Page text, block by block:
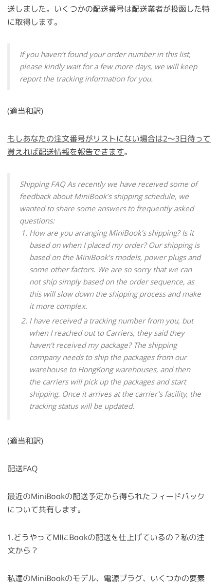
送しました。いくつかの配送番号は配送業者が投函した特
に取得します。
If you haven’t found your order number in this list,
please kindly wait for a few more days, we will keep
report the tracking information for you.
(適当和訳)
もしあなたの注文番号がリストにない場合は2〜3日待って
貰えれば配送情報を報告できます。
Shipping FAQ As recently we have received some of
feedback about MiniBook’s shipping schedule, we
wanted to share some answers to frequently asked
questions:
How are you arranging MiniBook’s shipping? Is it
based on when I placed my order? Our shipping is
based on the MiniBook’s models, power plugs and
some other factors. We are so sorry that we can
not ship simply based on the order sequence, as
this will slow down the shipping process and make
it more complex.
I have received a tracking number from you, but
when I reached out to Carriers, they said they
haven’t received my package? The shipping
company needs to ship the packages from our
warehouse to HongKong warehouses, and then
the carriers will pick up the packages and start
shipping. Once it arrives at the carrier’s facility, the
tracking status will be updated.
(適当和訳)
配送FAQ
最近のMiniBookの配送予定から得られたフィードバック
について共有します。
1.どうやってMIにBookの配送を仕上げているの？私の注
文から？
私達のMiniBookのモデル、電源プラグ、いくつかの要素